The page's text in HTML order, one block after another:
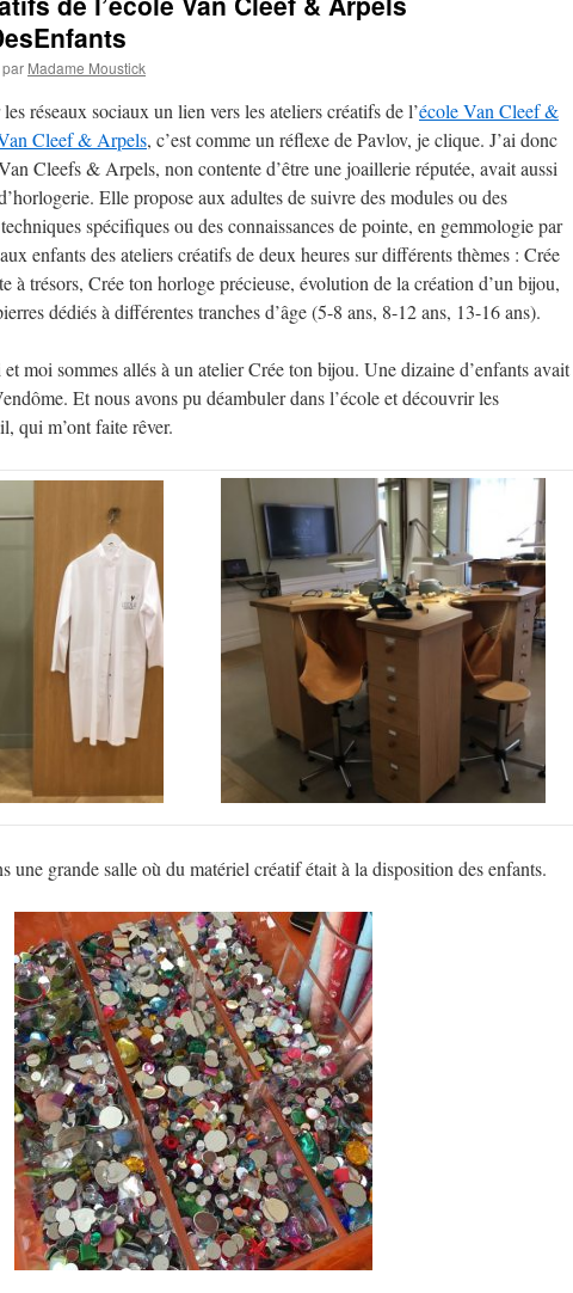
par Madame Moustick
réseaux sociaux un lien vers les ateliers créatifs de l’école Van Cleef &
Cleef & Arpels, c’est comme un réflexe de Pavlov, je clique. J’ai donc
Cleefs & Arpels, non contente d’être une joaillerie réputée, avait aussi
Elle propose aux adultes de suivre des modules ou des
spécifiques ou des connaissances de pointe, en gemmologie par
enfants des ateliers créatifs de deux heures sur différents thèmes : Crée
à trésors, Crée ton horloge précieuse, évolution de la création d’un bijou,
dédiés à différentes tranches d’âge (5-8 ans, 8-12 ans, 13-16 ans).
moi sommes allés à un atelier Crée ton bijou. Une dizaine d’enfants avait
Et nous avons pu déambuler dans l’école et découvrir les
qui m’ont faite rêver.
une grande salle où du matériel créatif était à la disposition des enfants.